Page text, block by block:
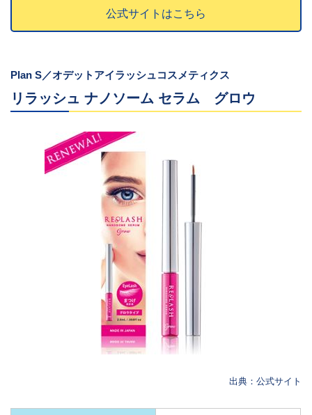
公式サイトはこちら
Plan S／オデットアイラッシュコスメティクス
リラッシュ ナノソーム セラム グロウ
出典：公式サイト